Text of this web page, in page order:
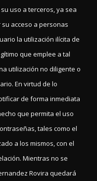
uso a terceros, ya sea
acceso a personas
la utilización ilícita de
que emplee a tal
utilización no diligente o
En virtud de lo
de forma inmediata
que permita el uso
tales como el
a los mismos, con el
Mientras no se
Rovira quedará